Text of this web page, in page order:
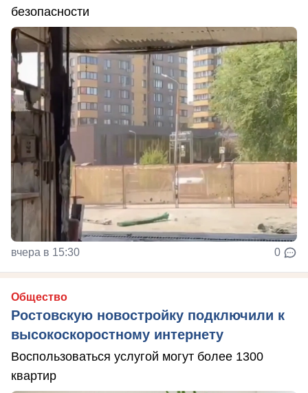
безопасности
вчера в 15:30 0
Общество
Ростовскую новостройку подключили к
высокоскоростному интернету
Воспользоваться услугой могут более 1300
квартир